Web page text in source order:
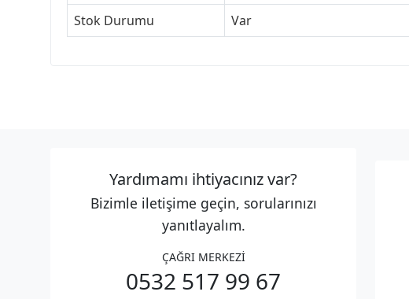
Stok Durumu
Var
Yardımamı ihtiyacınız var?
Bizimle iletişime geçin, sorularınızı
yanıtlayalım.
ÇAĞRI MERKEZİ
0532 517 99 67